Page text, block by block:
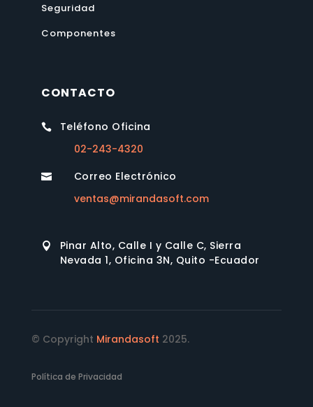
Seguridad
Componentes
CONTACTO

Teléfono Oficina
02-243-4320

Correo Electrónico
ventas@mirandasoft.com

Pinar Alto, Calle I y Calle C, Sierra
Nevada 1, Oficina 3N, Quito -Ecuador
© Copyright Mirandasoft 2025.
Política de Privacidad